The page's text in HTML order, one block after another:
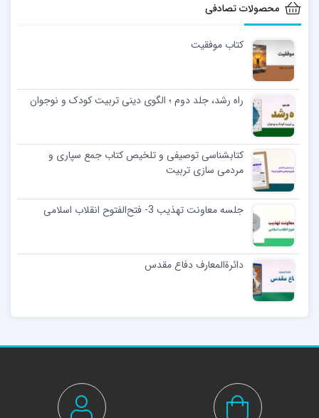
محصولات تصادفی
کتاب موفقیت
راه رشد، جلد دوم ؛ الگوی دینی تربیت کودک و نوجوان
کتابشناسی توصیفی و تلخیص کتاب جمع سپاری و
مردمی سازی تربیت
جلسه معاونت تهذیب 3- فتح‌الفتوح انقلاب اسلامی
دائرةالمعارف دفاع مقدس